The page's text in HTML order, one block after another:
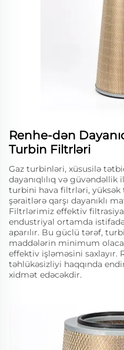
Renhe-dən
Turbin Filtrləri
Gaz turbinləri, xüsusilə
dayanıqlılıq və
turbini hava filtrləri, yüksək
şəraitlərə qarşı dayanıklı
Filtrlərimiz effektiv
endustriyal ortamda
aparılır. Bu güclü tərəf,
maddələrin minimum
effektiv işləməsini
təhlükəsizliyi haqqında
xidmət edəcəkdir.